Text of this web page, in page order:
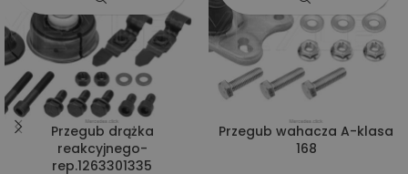
Przegub drążka
reakcyjnego-
rep.1263301335
Przegub wahacza A-klasa
168